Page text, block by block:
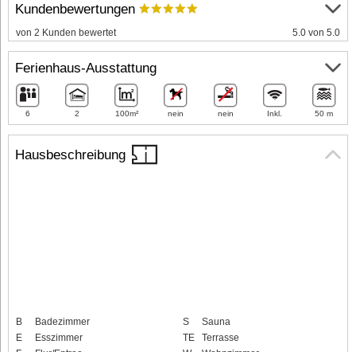
Hausbeschreibung
B
Badezimmer
E
Esszimmer
S
Sauna
TE
Terrasse
Kundenbewertungen
von 2 Kunden bewertet 5.0 von 5.0
Ferienhaus-Ausstattung
6 2 100m² nein nein Inkl. 50 m